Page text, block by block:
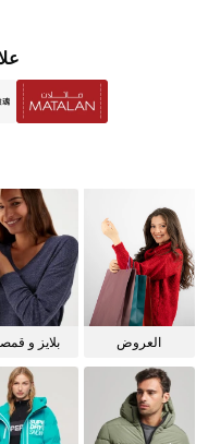
العروض
بلايز و